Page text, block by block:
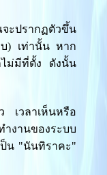
รากฏตัวขึ้น
บ) เท่านั้น หาก
ม่มีที่ตั้ง ดังนั้น
เวลาเห็นหรือ
งานของระบบ
น "นันทิราคะ"